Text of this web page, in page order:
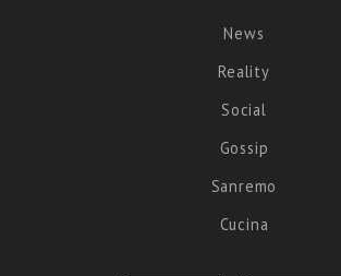
News
Reality
Social
Gossip
Sanremo
Cucina